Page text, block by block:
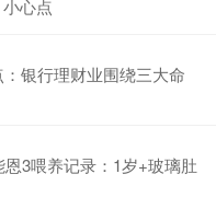
心点
银行理财业围绕三大命
3喂养记录：1岁+玻璃肚